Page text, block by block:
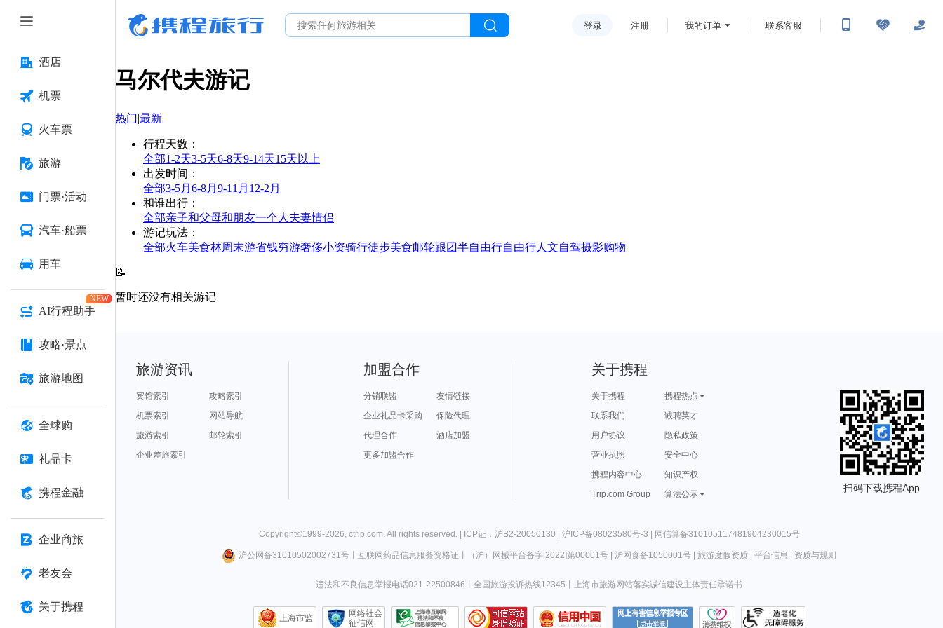
酒店
机票
火车票
旅游
门票·活动
汽车·船票
用车
AI行程助手
NEW
攻略·景点
旅游地图
全球购
礼品卡
携程金融
企业商旅
老友会
关于携程
登录 注册 我的订单 联系客服
马尔代夫游记
热门|最新
行程天数 ：
全部1-2天3-5天6-8天9-14天15天以上
出发时间 ：
全部3-5月 6-8月 9-11月 12-2月
和谁出行 ：
全部亲子和父母和朋友一个人 夫妻情侣
游记玩法 ：
全部火车美食林周末游省钱穷游奢侈小资骑行徒步美食邮轮跟团半自由行自由行人文自驾摄影购物
📝
暂时还没有相关游记
旅游资讯
宾馆索引
攻略索引
机票索引
网站导航
旅游索引
邮轮索引
企业差旅索引
加盟合作
分销联盟
友情链接
企业礼品卡采购
保险代理
代理合作
酒店加盟
更多加盟合作
关于携程
关于携程
携程热点
联系我们
诚聘英才
用户协议
隐私政策
营业执照
安全中心
携程内容中心
知识产权
Trip.com Group
算法公示
扫码下载携程App
Copyright©1999-2026, ctrip.com. All rights reserved. | ICP证：沪B2-20050130 | 沪ICP备08023580号-3 | 网信算备310105117481904230015号
沪公网备31010502002731号丨 互联网药品信息服务资格证 （沪）网械平台备字[2022]第00001号| 沪网食备1050001号| 旅游度假资质| 平台信息 资质与规则
违法和不良信息举报电话021-22500846 全国旅游投诉热线12345 上海市旅游网站落实诚信建设主体责任承诺书
上海市监
网络社会
征信网